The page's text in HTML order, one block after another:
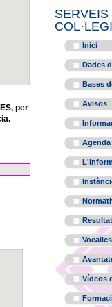
per
SERVEIS
Inici
Dades
Bases
Avisos
Agenda
Vocalies
Vídeos